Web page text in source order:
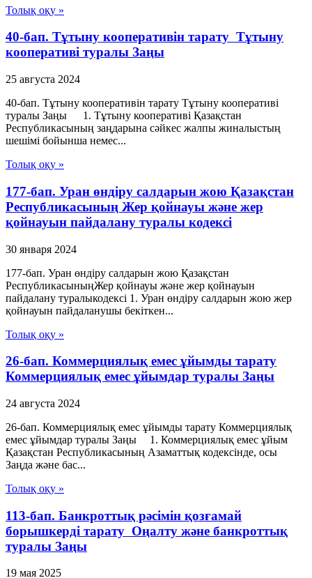
Толық оқу »
40-бап. Тұтыну кооперативiн тарату Тұтыну
кооперативі туралы Заңы
25 августа 2024
40-бап. Тұтыну кооперативiн тарату Тұтыну кооперативі
туралы Заңы 1. Тұтыну кооперативі Қазақстан
Республикасының заңдарына сәйкес жалпы жиналыстың
шешімі бойынша немес...
Толық оқу »
177-бап. Уран өндіру салдарын жою Қазақстан
Республикасының Жер қойнауы және жер
қойнауын пайдалану туралы кодексі
30 января 2024
177-бап. Уран өндіру салдарын жою Қазақстан
РеспубликасыныңЖер қойнауы және жер қойнауын
пайдалану туралыкодексі 1. Уран өндіру салдарын жою жер
қойнауын пайдаланушы бекіткен...
Толық оқу »
26-бап. Коммерциялық емес ұйымды тарату
Коммерциялық емес ұйымдар туралы Заңы
24 августа 2024
26-бап. Коммерциялық емес ұйымды тарату Коммерциялық
емес ұйымдар туралы Заңы 1. Коммерциялық емес ұйым
Қазақстан Республикасының Азаматтық кодексiнде, осы
Заңда және бас...
Толық оқу »
113-бап. Банкроттық рәсімін қозғамай
борышкерді тарату Оңалту және банкроттық
туралы Заңы
19 мая 2025